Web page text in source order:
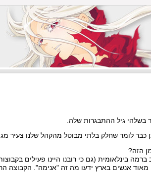
הזה?
בינלאומית (גם כי רובנו היינו פעילים
אנשים בארץ ידעו מה זה "אנימה". הקבוצה